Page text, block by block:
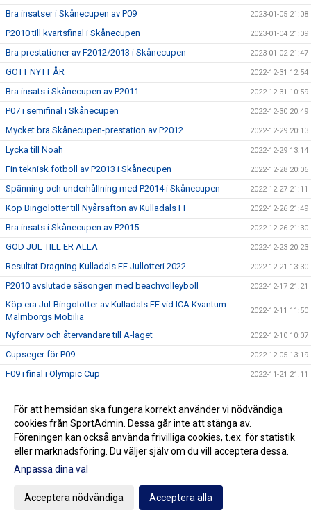
Bra insatser i Skånecupen av P09 2023-01-05 21:08
P2010 till kvartsfinal i Skånecupen 2023-01-04 21:09
Bra prestationer av F2012/2013 i Skånecupen 2023-01-02 21:47
GOTT NYTT ÅR 2022-12-31 12:54
Bra insats i Skånecupen av P2011 2022-12-31 10:59
P07 i semifinal i Skånecupen 2022-12-30 20:49
Mycket bra Skånecupen-prestation av P2012 2022-12-29 20:13
Lycka till Noah 2022-12-29 13:14
Fin teknisk fotboll av P2013 i Skånecupen 2022-12-28 20:06
Spänning och underhållning med P2014 i Skånecupen 2022-12-27 21:11
Köp Bingolotter till Nyårsafton av Kulladals FF 2022-12-26 21:49
Bra insats i Skånecupen av P2015 2022-12-26 21:30
GOD JUL TILL ER ALLA 2022-12-23 20:23
Resultat Dragning Kulladals FF Jullotteri 2022 2022-12-21 13:30
P2010 avslutade säsongen med beachvolleyboll 2022-12-17 21:21
Köp era Jul-Bingolotter av Kulladals FF vid ICA Kvantum
Malmborgs Mobilia
2022-12-11 11:50
Nyförvärv och återvändare till A-laget 2022-12-10 10:07
Cupseger för P09 2022-12-05 13:19
F09 i final i Olympic Cup 2022-11-21 21:11
Mycket bra cupinsats av F2011 2022-11-20 20:59
P07 vann Olympic Cup 2022-11-20 18:17
Vinterserierna igång 2022-11-20 15:42
Utdelning från Gräsroten Svenska Spel
För att hemsidan ska fungera korrekt använder vi nödvändiga
cookies från SportAdmin. Dessa går inte att stänga av.
Föreningen kan också använda frivilliga cookies, t.ex. för statistik
eller marknadsföring. Du väljer själv om du vill acceptera dessa.
Anpassa dina val
Acceptera nödvändiga Acceptera alla